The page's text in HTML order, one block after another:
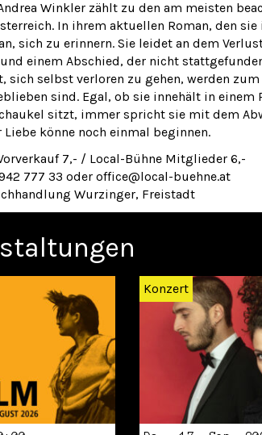
Winkler zählt zu den am meisten
In ihrem aktuellen Roman, den
sich zu erinnern. Sie leidet an dem
einem Abschied, der nicht
sich selbst verloren zu gehen, werden
sind. Egal, ob sie innehält in einem
sitzt, immer spricht sie mit dem
könne noch einmal beginnen.
7,- / Local-Bühne Mitglieder 6,-
777 33 oder office@local-buehne.at
Wurzinger, Freistadt
Konzert